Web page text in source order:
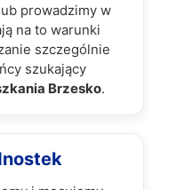
prowadzimy w
na to warunki
szczególnie
szukający
Brzesko.